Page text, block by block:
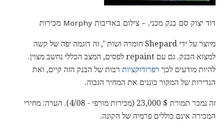
דוד יצוק סם בנק מכני. - צילום באדיבות Morphy מכירות
מיוצר על ידי Shepard חומרה ושות ', זה דוגמה יפה של קשה
למצוא הבנק. גם עם repaint לפסים, המצב הכללי נחשב מצוין.
להיות מודעים לכך רפרודוקציות רבות של הבנק הזה קיים, ואת
הנדירות של המקור כוננים את המחיר הגבוה.
זה נמכר תמורת $ 23,000 (מכירות מורפי - 4/08). הערה: מחירי
המכירה אינם כוללים פרמיה של הקונה.